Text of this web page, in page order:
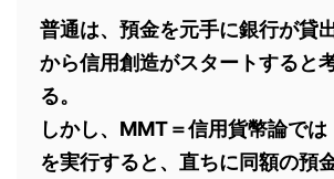
普通は、預金を元手に銀行が貸
から信用創造がスタートすると
る。
しかし、MMT＝信用貨幣論では
を実行すると、直ちに同額の預